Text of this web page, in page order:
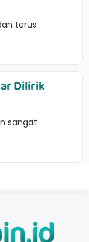
terus
Dilirik
sangat